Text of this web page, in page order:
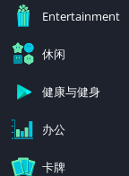
Entertainment
休闲
健康与健身
办公
卡牌